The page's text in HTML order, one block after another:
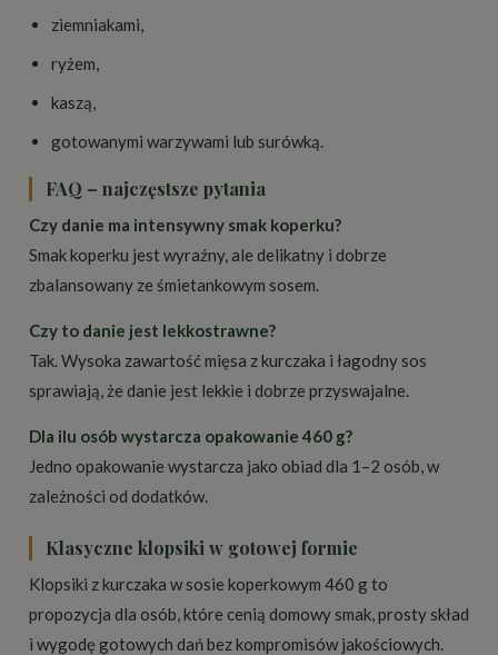
ziemniakami,
ryżem,
kaszą,
gotowanymi warzywami lub surówką.
FAQ – najczęstsze pytania
Czy danie ma intensywny smak koperku?
Smak koperku jest wyraźny, ale delikatny i dobrze
zbalansowany ze śmietankowym sosem.
Czy to danie jest lekkostrawne?
Tak. Wysoka zawartość mięsa z kurczaka i łagodny sos
sprawiają, że danie jest lekkie i dobrze przyswajalne.
Dla ilu osób wystarcza opakowanie 460 g?
Jedno opakowanie wystarcza jako obiad dla 1–2 osób, w
zależności od dodatków.
Klasyczne klopsiki w gotowej formie
Klopsiki z kurczaka w sosie koperkowym 460 g to
propozycja dla osób, które cenią domowy smak, prosty skład
i wygodę gotowych dań bez kompromisów jakościowych.